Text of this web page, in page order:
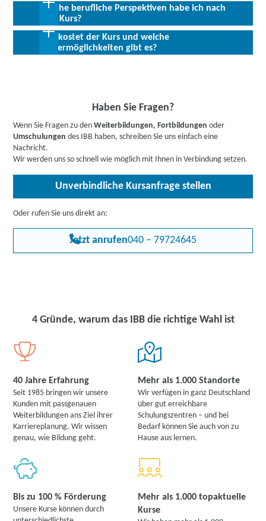
Deutschkenntnisse auf dem Niveau B2.
Allen Interessierten stehen wir in einem persönlichen Gespräch
zur Abklärung ihrer individuellen Teilnahmevoraussetzungen zur
Verfügung.
Abschluss:Trägerinternes Zertifikat bzw.
Teilnahmebescheinigung
Welche berufliche Perspektiven habe ich nach
dem Kurs?
Der digitale Wandel macht vor keinen bestimmten Branchen oder
Aufgabenfeldern halt. Ob als Arbeitnehmer oder Arbeitgeber: Mit
Was kostet der Kurs und welche
Fördermöglichkeiten gibt es?
hiergerne vorab über Förderprogramme,
Arbeitssuchende ,Berufstätige,Unternehmenoder
Rehabilitand:innen.
Haben Sie Fragen?
Wenn Sie Fragen zu denWeiterbildungen, Fortbildungen oder
Umschulungen des IBB haben, schreiben Sie uns einfach eine
Nachricht.
Wir werden uns so schnell wie möglich mit Ihnen in Verbindung setzen.
Unverbindliche Kursanfrage stellen
Oder rufen Sie uns direkt an:
Jetzt anrufen040 – 79724645
4 Gründe, warum das IBB die richtige Wahl ist
40 Jahre Erfahrung
Seit 1985 bringen wir unsere
Kunden mit passgenauen
Weiterbildungen ans Ziel ihrer
Karriereplanung. Wir wissen
genau, wie Bildung geht.
Mehr als 1.000 Standorte
Wir verfügen in ganz Deutschland
über gut erreichbare
Schulungszentren – und bei
Bedarf können Sie auch von zu
Hause aus lernen.
Bis zu 100 % Förderung
Unsere Kurse können durch
Mehr als 1.000 topaktuelle
Kurse